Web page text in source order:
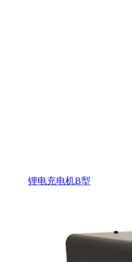
锂电充电机B型